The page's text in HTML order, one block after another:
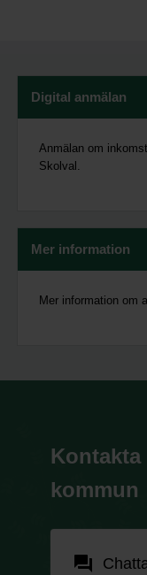
Digital anmälan
Anmälan om
Skolval.
Mer information
Mer information om
kommun
forum